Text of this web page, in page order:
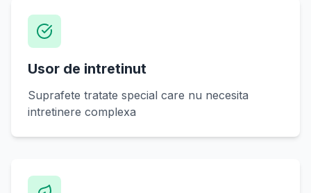
Usor de intretinut
Suprafete tratate special care nu necesita
intretinere complexa